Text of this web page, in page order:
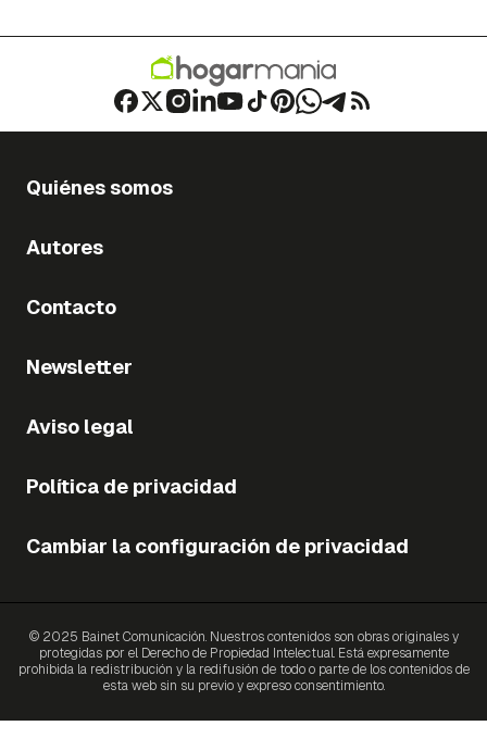
Quiénes somos
Autores
Contacto
Newsletter
Aviso legal
Política de privacidad
Cambiar la configuración de privacidad
© 2025 Bainet Comunicación. Nuestros contenidos son obras originales y
protegidas por el Derecho de Propiedad Intelectual. Está expresamente
prohibida la redistribución y la redifusión de todo o parte de los contenidos de
esta web sin su previo y expreso consentimiento.